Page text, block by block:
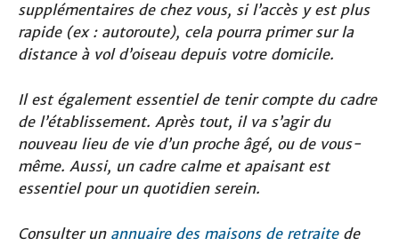
supplémentaires de chez vous, si l’accès y est plus
rapide (ex : autoroute), cela pourra primer sur la
distance à vol d’oiseau depuis votre domicile.
Il est également essentiel de tenir compte du cadre
de l’établissement. Après tout, il va s’agir du
nouveau lieu de vie d’un proche âgé, ou de vous-
même. Aussi, un cadre calme et apaisant est
essentiel pour un quotidien serein.
Consulter un annuaire des maisons de retraitede